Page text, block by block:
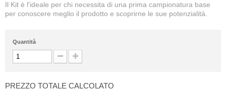
Il Kit è l'ideale per chi necessita di una prima campionatura base
per conoscere meglio il prodotto e scoprirne le sue potenzialità.
Quantità
PREZZO TOTALE CALCOLATO